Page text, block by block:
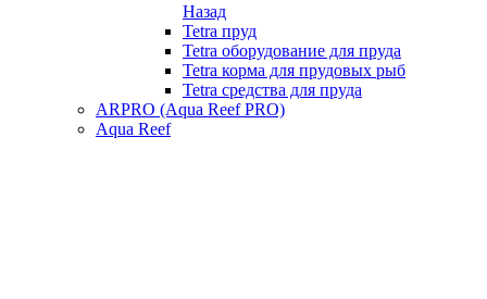
Назад
Tetra пруд
Tetra оборудование для пруда
Tetra корма для прудовых рыб
Tetra средства для пруда
ARPRO (Aqua Reef PRO)
Aqua Reef